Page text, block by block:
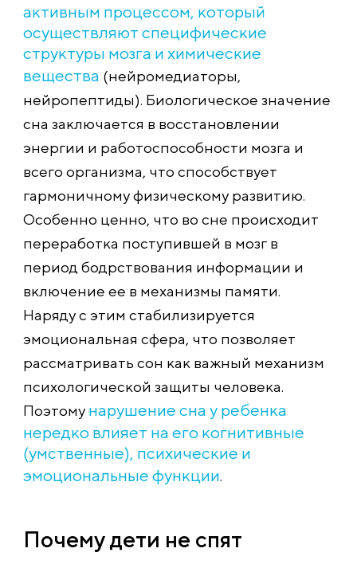
активным процессом, который
осуществляют специфические
структуры мозга и химические
вещества (нейромедиаторы,
нейропептиды). Биологическое значение
сна заключается в восстановлении
энергии и работоспособности мозга и
всего организма, что способствует
гармоничному физическому развитию.
Особенно ценно, что во сне происходит
переработка поступившей в мозг в
период бодрствования информации и
включение ее в механизмы памяти.
Наряду с этим стабилизируется
эмоциональная сфера, что позволяет
рассматривать сон как важный механизм
психологической защиты человека.
Поэтому нарушение сна у ребенка
нередко влияет на его когнитивные
(умственные), психические и
эмоциональные функции.
Почему дети не спят